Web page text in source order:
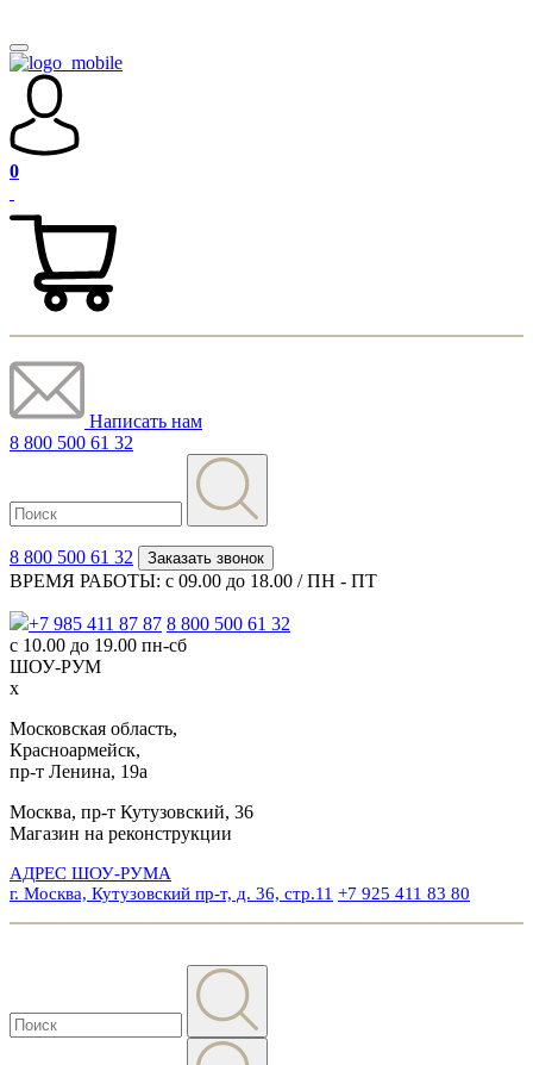
0
Написать нам
8 800 500 61 32
8 800 500 61 32 Заказать звонок
ВРЕМЯ РАБОТЫ: с 09.00 до 18.00 / ПН - ПТ
+7 985 411 87 87 8 800 500 61 32
с 10.00 до 19.00 пн-сб
ШОУ-РУМ
x
Московская область,
Красноармейск,
пр-т Ленина, 19а
Москва, пр-т Кутузовский, 36
Магазин на реконструкции
АДРЕС ШОУ-РУМА
г. Москва, Кутузовский пр-т, д. 36, стр.11 +7 925 411 83 80